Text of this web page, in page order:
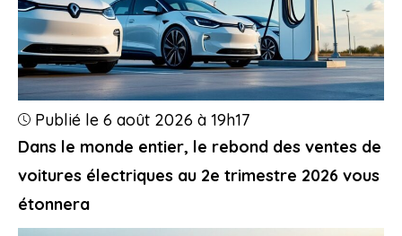
Dans le monde entier, le rebond des ventes de
voitures électriques au 2e trimestre 2026 vous
étonnera
Publié le 6 août 2026 à 19h17